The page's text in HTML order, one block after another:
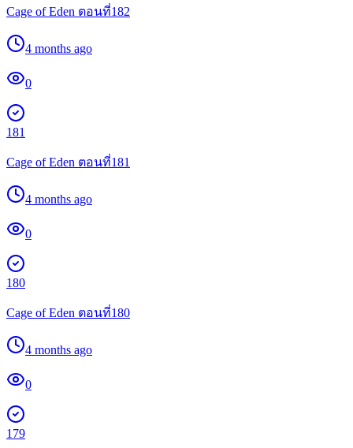
Cage of Eden ตอนที่182
4 months ago
0
181
Cage of Eden ตอนที่181
4 months ago
0
180
Cage of Eden ตอนที่180
4 months ago
0
179